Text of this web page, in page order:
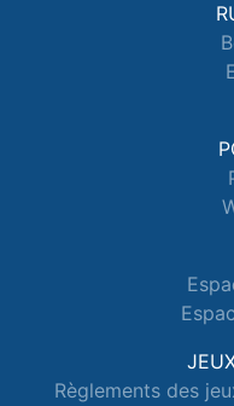
Règlements des